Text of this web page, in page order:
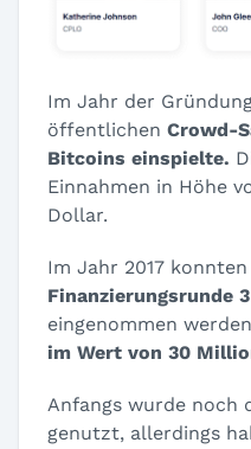
Im Jahr der
öffentlichen Crowd-
Bitcoins einspielte.
Einnahmen in Höhe
Dollar.
Im Jahr 2017
Finanzierungsrunde
eingenommen
im Wert von 30
Anfangs wurde noch
genutzt, allerdings